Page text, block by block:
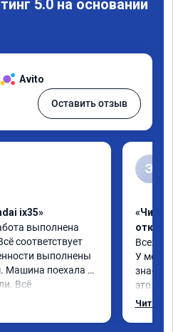
5.0 на основании
Avito
Оставить отзыв
ix35»
выполнена
соответствует
выполнены
Машина поехала
Всё
данную
Э
«Чип
Всех
У меня
знает
это
газов,
Читать